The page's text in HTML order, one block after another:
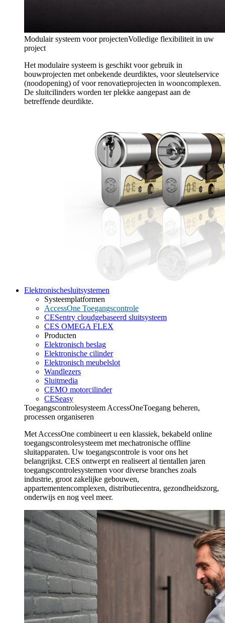
Modulair systeem voor projectenVolledige flexibiliteit in uw
project
Het modulaire systeem is geschikt voor gebruik in
bouwprojecten met onbekende deurdiktes, voor sleutelservice
(noodopening) of voor renovatieprojecten in wooncomplexen.
De sluitcilinders worden ter plekke aangepast aan de
betreffende deurdikte.
Elektronischesluitsystemen
Systeemplatformen
AccessOne Toegangscontrole
CESentry cloudgebaseerd sluitsysteem
CES OMEGA FLEX
Producten
Elektronisch beslag
Elektronische cilinder
Elektronisch meubelslot
Wandlezers
Sluitmedia
CEMO motorcilinder
CESeasy
Toegangscontrolesysteem AccessOneToegang beheren,
processen organiseren
Met AccessOne combineert u een klassiek, bekabeld online
toegangscontrolesysteem met mechatronische offline
sluitapparaten. Uw toegangscontrole is voor ons het
belangrijkst. CES ontwerpt en realiseert al tientallen jaren
toegangscontrolesystemen voor diverse branches zoals
industrie, groot zakelijke gebouwen,
appartementencomplexen, distributiecentra, gezondheidszorg,
onderwijs en nog veel meer.